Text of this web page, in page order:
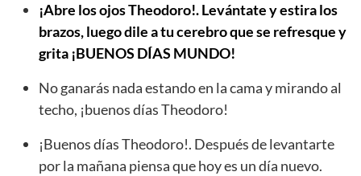
¡Abre los ojos Theodoro!. Levántate y estira los
brazos, luego dile a tu cerebro que se refresque y
grita ¡BUENOS DÍAS MUNDO!
No ganarás nada estando en la cama y mirando al
techo, ¡buenos días Theodoro!
¡Buenos días Theodoro!. Después de levantarte
por la mañana piensa que hoy es un día nuevo.